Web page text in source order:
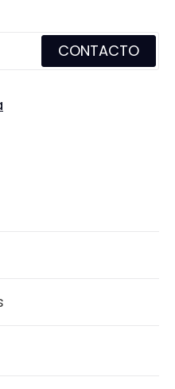
CONTACTO